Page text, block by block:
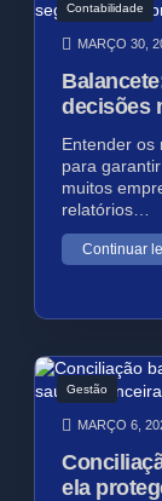
Contabilidade
MARÇO 30,
decisões
Entender os
para
muitos
relatórios…
Continuar
Gestão
MARÇO 6,
ela